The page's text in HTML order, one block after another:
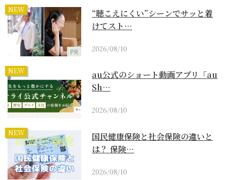
NEW
PR
“聴こえにくい”シーンでサッと着
けてスト…
2026/08/10
NEW
au公式のショート動画アプリ「au
Sh…
2026/08/10
NEW
国民健康保険と社会保険の違いと
は？ 保険…
2026/08/10